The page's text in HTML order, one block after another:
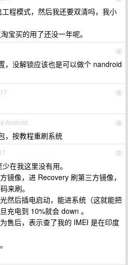
程模式，然后我还要双清吗，我小
宝买的用了还没一年呢。
4
，没解锁应该也是可以做个 nandroid
5
6
Android
，按教程重刷系统
7
在我这里没有用。
镜像，进 Recovery 刷第三方镜像，
来刷。
然后插电启动，能进系统（这就能把
充电到 10%就会 down 。
售后，表示查了我的 IMEI 是在印度